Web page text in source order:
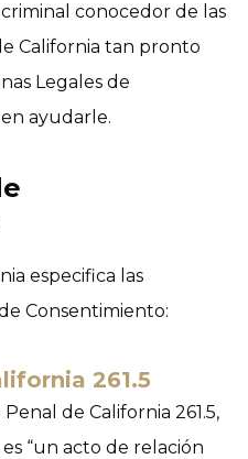
conocedor de las
California tan pronto
Legales de
ayudarle.
especifica las
Consentimiento:
261.5
de California 261.5,
“un acto de relación